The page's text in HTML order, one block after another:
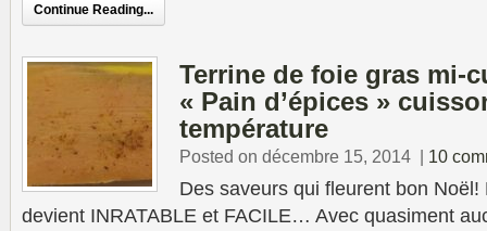
Continue Reading...
Terrine de foie gras mi-
« Pain d’épices »
température
Posted on décembre 15, 2014 | 10
Des saveurs qui fleurent bon
devient INRATABLE et FACILE… Avec quasiment